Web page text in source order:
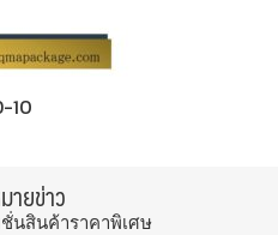
10
ายข่าว
นสินค้าราคาพิเศษ